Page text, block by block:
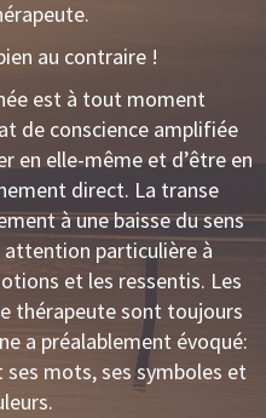
au contraire !
est à tout moment
de conscience amplifiée
en elle-même et d’être en
direct. La transe
à une baisse du sens
particulière à
et les ressentis. Les
thérapeute sont toujours
a préalablement évoqué:
mots, ses symboles et